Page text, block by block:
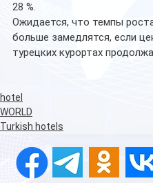
28 %.
Ожидается, что темпы
больше замедлятся, если
турецких курортах
hotel
WORLD
Turkish hotels